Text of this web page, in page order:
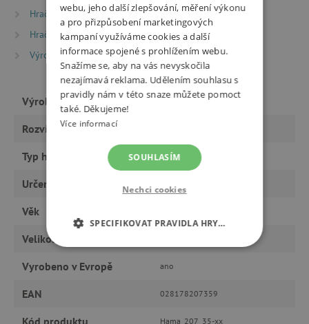
Hračky dle věku
Hry a hračky pro děti od 9 let
Hračky dle typu
Výrobci
HAMA beads
Výrobce HAMA beads
Rozvíjí
Typ hračky tvoření
Určeno pro
Věk
Velikost korálků
Vyrobeno v Evropě ano
EAN 028178207359
Kód produktu Hama_207_35-xx
webu, jeho další zlepšování, měření výkonu
a pro přizpůsobení marketingových
kampaní využíváme cookies a další
informace spojené s prohlížením webu.
Snažíme se, aby na vás nevyskočila
nezajímavá reklama. Udělením souhlasu s
pravidly nám v této snaze můžete pomoct
také. Děkujeme!
Více informací
SOUHLASÍM
Nechci cookies
SPECIFIKOVAT PRAVIDLA HRY…
NEZBYTNĚ NUTNÉ COOKIES
MARKETINGOVÉ COOKIES